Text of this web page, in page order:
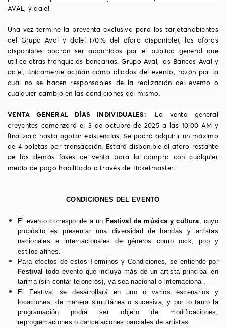
AVAL, y dale!
Una vez termine la preventa exclusiva para los tarjetahabientes
del Grupo Aval y dale! (70% del aforo disponible), los aforos
disponibles podrán ser adquiridos por el público general que
utilice otras franquicias bancarias. Grupo Aval, los Bancos Aval y
dale!, únicamente actúan como aliados del evento, razón por la
cual no se hacen responsables de la realización del evento o
cualquier cambio en las condiciones del mismo.
VENTA GENERAL DÍAS INDIVIDUALES:
La venta general
creyentes comenzará el 3 de octubre de 2025 a las 10:00 AM y
finalizará hasta agotar existencias. Se podrá adquirir un máximo
de 4 boletas por transacción. Estará disponible el aforo restante
de las demás fases de venta para la compra con cualquier
medio de pago habilitado a través de Ticketmaster.
CONDICIONES DEL EVENTO
El evento corresponde a un Festival de música y cultura, cuyo
propósito es presentar una diversidad de bandas y artistas
nacionales e internacionales de géneros como rock, pop y
estilos afines.
Para efectos de estos Términos y Condiciones, se entiende por
Festival todo evento que incluya más de un artista principal en
tarima (sin contar teloneros), ya sea nacional o internacional.
El Festival se desarrollará en uno o varios escenarios y
locaciones, de manera simultánea o sucesiva, y por lo tanto la
programación podrá ser objeto de modificaciones,
reprogramaciones o cancelaciones parciales de artistas.